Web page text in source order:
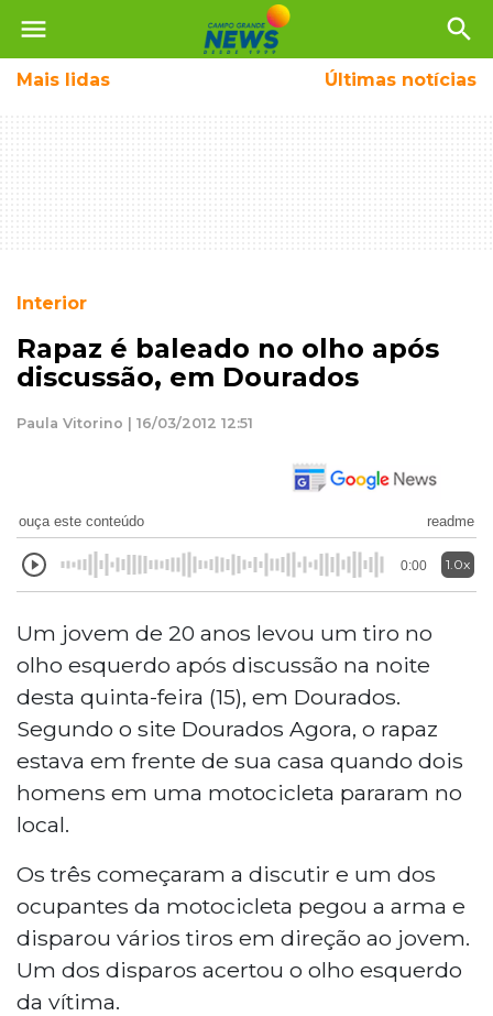
menu search
Mais lidas Últimas notícias
Interior
Rapaz é baleado no olho após
discussão, em Dourados
Paula Vitorino | 16/03/2012 12:51
ouça este conteúdo readme
0:00 1.0x
Um jovem de 20 anos levou um tiro no
olho esquerdo após discussão na noite
desta quinta-feira (15), em Dourados.
Segundo o site Dourados Agora, o rapaz
estava em frente de sua casa quando dois
homens em uma motocicleta pararam no
local.
Os três começaram a discutir e um dos
ocupantes da motocicleta pegou a arma e
disparou vários tiros em direção ao jovem.
Um dos disparos acertou o olho esquerdo
da vítima.